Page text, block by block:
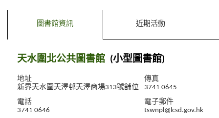
圖書館資訊 近期活動
天水圍北公共圖書館 (小型圖書館)
地址
新界天水圍天澤邨天澤商場313號舖位
電話
3741 0646
傳真
3741 0645
電子郵件
tswnpl@lcsd.gov.hk